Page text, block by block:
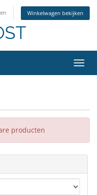
Winkelwagen bekijken
in-/
producten